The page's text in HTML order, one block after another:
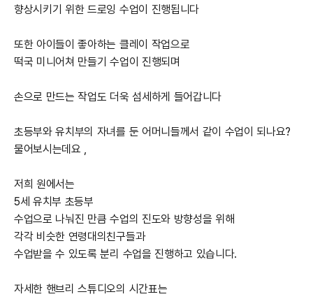
향상시키기 위한 드로잉 수업이 진행됩니다​
또한 아이들이 좋아하는 클레이 작업으로
떡국 미니어쳐 만들기 수업이 진행되며​
손으로 만드는 작업도 더욱 섬세하게 들어갑니다​
초등부와 유치부의 자녀를 둔 어머니들께서 같이 수업이 되나요?
물어보시는데요 , ​
저희 원에서는
5세 유치부 초등부
수업으로 나눠진 만큼 수업의 진도와 방향성을 위해
각각 비슷한 연령대의친구들과
수업받을 수 있도록 분리 수업을 진행하고 있습니다.​
자세한 핸브리 스튜디오의 시간표는